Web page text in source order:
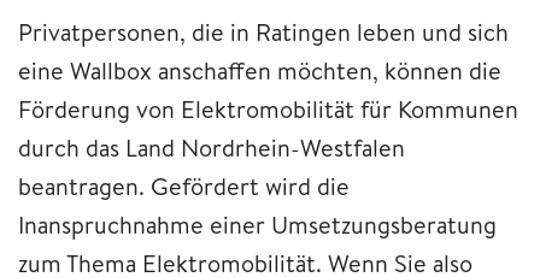
Privatpersonen, die in Ratingen leben und sich
eine Wallbox anschaffen möchten, können die
Förderung von Elektromobilität für Kommunen
durch das Land Nordrhein-Westfalen
beantragen. Gefördert wird die
Inanspruchnahme einer Umsetzungsberatung
zum Thema Elektromobilität. Wenn Sie also